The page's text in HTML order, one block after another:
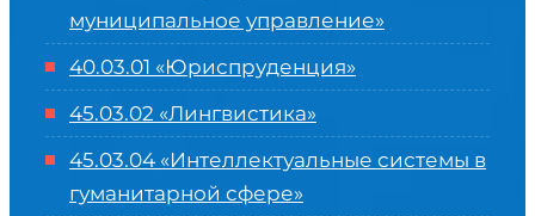
муниципальное управление»
40.03.01 «Юриспруденция»
45.03.02 «Лингвистика»
45.03.04 «Интеллектуальные системы в
гуманитарной сфере»